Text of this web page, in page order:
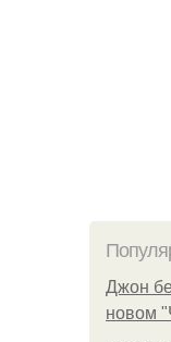
Джон
новом